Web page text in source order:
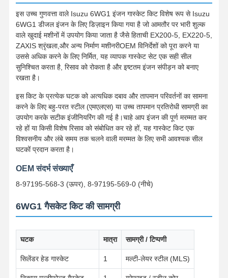
इस उच्च गुणवत्ता वाले Isuzu 6WG1 इंजन गास्केट किट विशेष रूप से Isuzu
6WG1 डीजल इंजन के लिए डिज़ाइन किया गया है जो आमतौर पर भारी शुल्क
वाले खुदाई मशीनों में उपयोग किया जाता है जैसे हिताची EX200-5, EX220-5,
ZAXIS श्रृंखला,और अन्य निर्माण मशीनरीOEM विनिर्देशों को पूरा करने या
उससे अधिक करने के लिए निर्मित, यह व्यापक गास्केट सेट एक सही सील
सुनिश्चित करता है, रिसाव को रोकता है और इष्टतम इंजन संपीड़न को बनाए
रखता है।
इस किट के प्रत्येक घटक को अत्यधिक दबाव और तापमान परिवर्तनों का सामना
करने के लिए बहु-परत स्टील (एमएलएस) या उच्च तापमान प्रतिरोधी सामग्री का
उपयोग करके सटीक इंजीनियरिंग की गई है।चाहे आप इंजन की पूर्ण मरम्मत कर
रहे हों या किसी विशेष रिसाव को संबोधित कर रहे हों, यह गास्केट किट एक
विश्वसनीय और लंबे समय तक चलने वाली मरम्मत के लिए सभी आवश्यक सील
घटकों प्रदान करता है।
OEM संदर्भ संख्याएँ
8-97195-568-3 (ऊपर), 8-97195-569-0 (नीचे)
6WG1 गैसकेट किट की सामग्री
घटक मात्रा सामग्री / टिप्पणी
सिलेंडर हेड गास्केट 1 मल्टी-लेयर स्टील (MLS)